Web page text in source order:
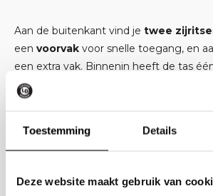
Toestemming Details
Deze website maakt gebruik van
Aan de buitenkant vind je twee
een voorvak voor snelle toegang, en
een extra vak. Binnenin heeft de tas
een
twee
de andere – perfect voor je telefoon,
comfortabel op de schouder. Deze